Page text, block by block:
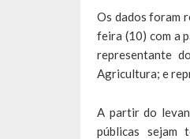
Os dados foram
feira (10) com a
representante
Agricultura; e
A partir do
públicas sejam